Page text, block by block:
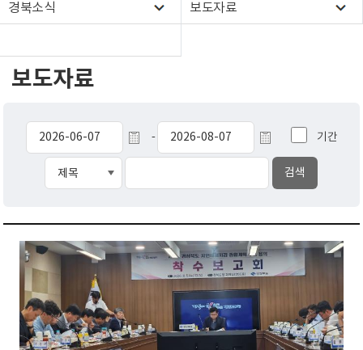
경북소식 보도자료
보도자료
- 기간